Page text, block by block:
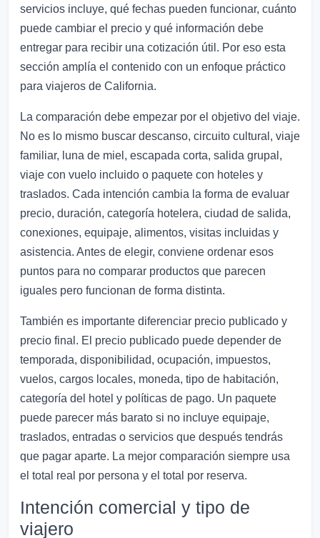
servicios incluye, qué fechas pueden funcionar, cuánto
puede cambiar el precio y qué información debe
entregar para recibir una cotización útil. Por eso esta
sección amplía el contenido con un enfoque práctico
para viajeros de California.
La comparación debe empezar por el objetivo del viaje.
No es lo mismo buscar descanso, circuito cultural, viaje
familiar, luna de miel, escapada corta, salida grupal,
viaje con vuelo incluido o paquete con hoteles y
traslados. Cada intención cambia la forma de evaluar
precio, duración, categoría hotelera, ciudad de salida,
conexiones, equipaje, alimentos, visitas incluidas y
asistencia. Antes de elegir, conviene ordenar esos
puntos para no comparar productos que parecen
iguales pero funcionan de forma distinta.
También es importante diferenciar precio publicado y
precio final. El precio publicado puede depender de
temporada, disponibilidad, ocupación, impuestos,
vuelos, cargos locales, moneda, tipo de habitación,
categoría del hotel y políticas de pago. Un paquete
puede parecer más barato si no incluye equipaje,
traslados, entradas o servicios que después tendrás
que pagar aparte. La mejor comparación siempre usa
el total real por persona y el total por reserva.
Intención comercial y tipo de
viajero